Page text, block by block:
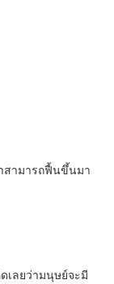
สามารถฟื้นขึ้นมา
เลยว่ามนุษย์จะมี